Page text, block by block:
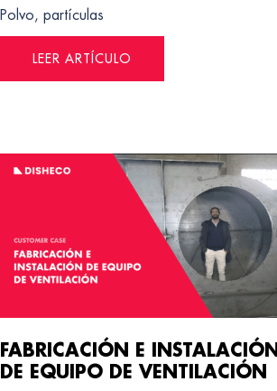
Polvo, partículas
LEER ARTÍCULO
FABRICACIÓN E INSTALACIÓN
DE EQUIPO DE VENTILACIÓN